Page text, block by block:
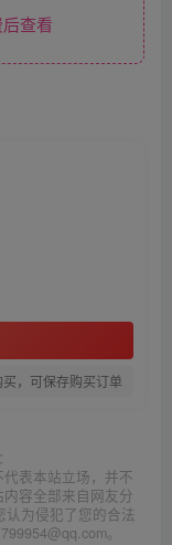
查看
，可保存购买订单
表本站立场，并不
容全部来自网友分
认为侵犯了您的合法
。